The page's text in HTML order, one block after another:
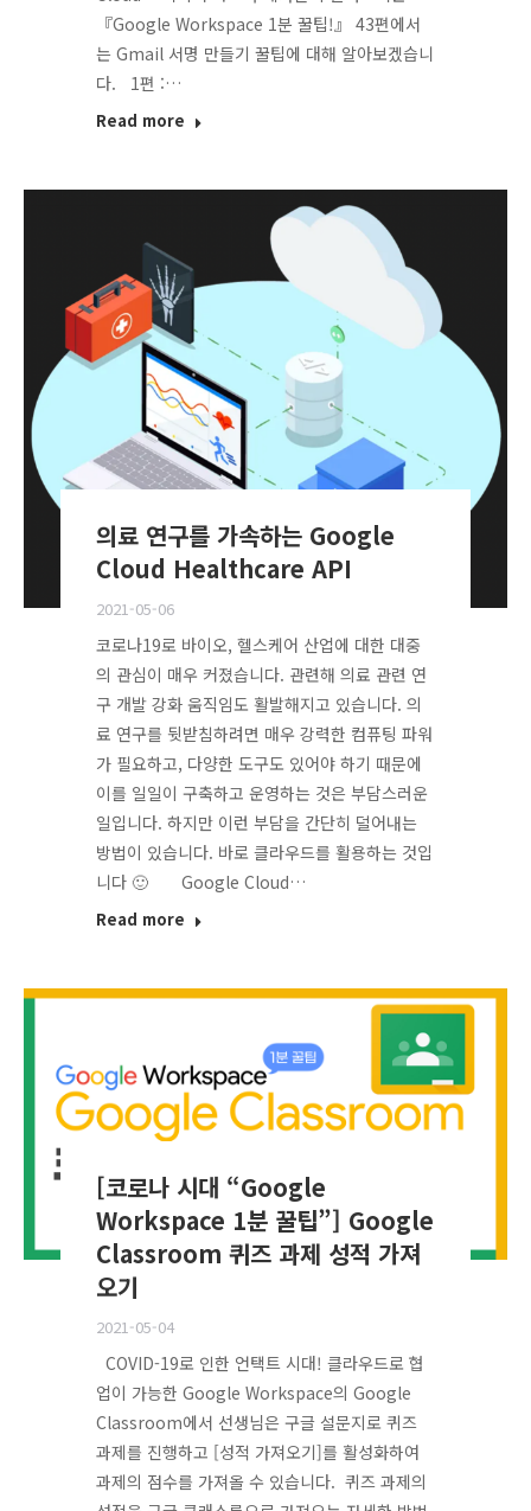
『Google Workspace 1분 꿀팁!』 43편에서
는 Gmail 서명 만들기 꿀팁에 대해 알아보겠습니
다. 1편 :…
Read more
의료 연구를 가속하는 Google
Cloud Healthcare API
2021-05-06
코로나19로 바이오, 헬스케어 산업에 대한 대중
의 관심이 매우 커졌습니다. 관련해 의료 관련 연
구 개발 강화 움직임도 활발해지고 있습니다. 의
료 연구를 뒷받침하려면 매우 강력한 컴퓨팅 파워
가 필요하고, 다양한 도구도 있어야 하기 때문에
이를 일일이 구축하고 운영하는 것은 부담스러운
일입니다. 하지만 이런 부담을 간단히 덜어내는
방법이 있습니다. 바로 클라우드를 활용하는 것입
니다 🙂 Google Cloud…
Read more
[코로나 시대 “Google
Workspace 1분 꿀팁”] Google
Classroom 퀴즈 과제 성적 가져
오기
2021-05-04
COVID-19로 인한 언택트 시대! 클라우드로 협
업이 가능한 Google Workspace의 Google
Classroom에서 선생님은 구글 설문지로 퀴즈
과제를 진행하고 [성적 가져오기]를 활성화하여
과제의 점수를 가져올 수 있습니다. 퀴즈 과제의